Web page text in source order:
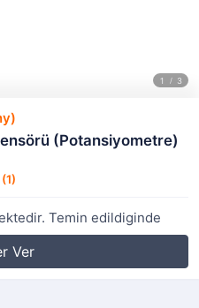
(Potansiyometre)
Temin edildiginde
Ver